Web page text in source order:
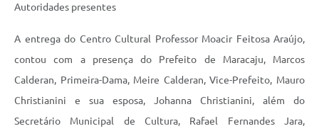
Autoridades presentes
A entrega do Centro Cultural Professor Moacir Feitosa Araújo,
contou com a presença do Prefeito de Maracaju, Marcos
Calderan, Primeira-Dama, Meire Calderan, Vice-Prefeito, Mauro
Christianini e sua esposa, Johanna Christianini, além do
Secretário Municipal de Cultura, Rafael Fernandes Jara,